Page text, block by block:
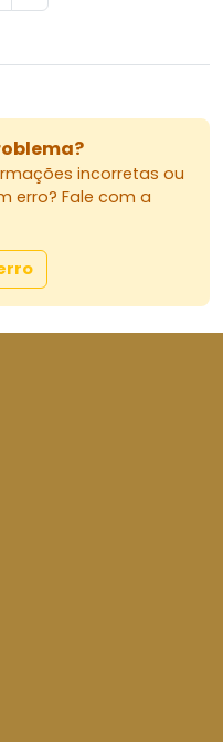
incorretas ou
erro? Fale com a